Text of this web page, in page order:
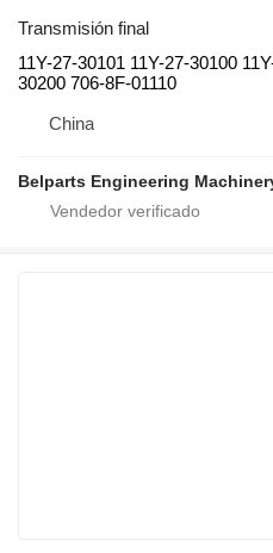
Transmisión final
11Y-27-30101 11Y-27-30100
30200 706-8F-01110
China
Belparts Engineering